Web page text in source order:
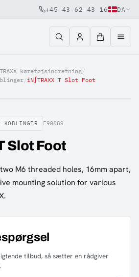
content
+45 43 62 43 16 DA
køretøjsindretning/
/iN∫TRAXX T Slot Foot
KOBLINGER F90089
Slot Foot
M6 threaded holes, 16mm apart,
mounting solution for various
tilbud, så sætter en rådgiver